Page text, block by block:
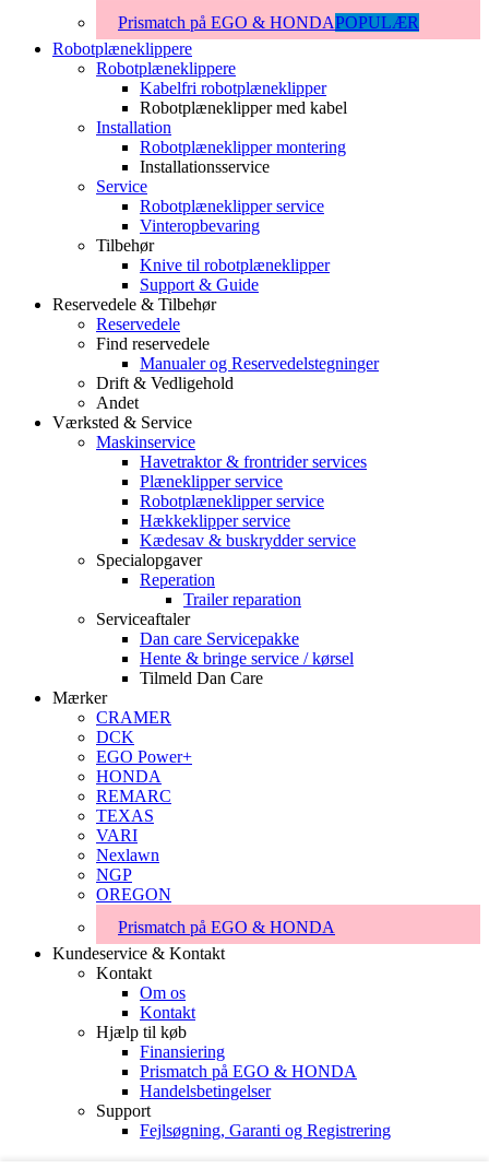
Prismatch på EGO & HONDAPOPULÆR
Robotplæneklippere
Robotplæneklippere
Kabelfri robotplæneklipper
Robotplæneklipper med kabel
Installation
Robotplæneklipper montering
Installationsservice
Service
Robotplæneklipper service
Vinteropbevaring
Tilbehør
Knive til robotplæneklipper
Support & Guide
Reservedele & Tilbehør
Reservedele
Find reservedele
Manualer og Reservedelstegninger
Drift & Vedligehold
Andet
Værksted & Service
Maskinservice
Havetraktor & frontrider services
Plæneklipper service
Robotplæneklipper service
Hækkeklipper service
Kædesav & buskrydder service
Specialopgaver
Reperation
Trailer reparation
Serviceaftaler
Dan care Servicepakke
Hente & bringe service / kørsel
Tilmeld Dan Care
Mærker
CRAMER
DCK
EGO Power+
HONDA
REMARC
TEXAS
VARI
Nexlawn
NGP
OREGON
Prismatch på EGO & HONDA
Kundeservice & Kontakt
Kontakt
Om os
Kontakt
Hjælp til køb
Finansiering
Prismatch på EGO & HONDA
Handelsbetingelser
Support
Fejlsøgning, Garanti og Registrering